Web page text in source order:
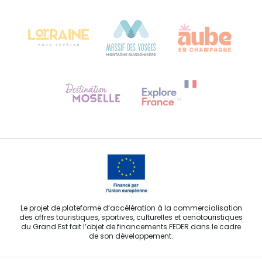
Contactez-nous
Le projet de plateforme d’accélération à la commercialisation
des offres touristiques, sportives, culturelles et oenotouristiques
du Grand Est fait l’objet de financements FEDER dans le cadre
de son développement.